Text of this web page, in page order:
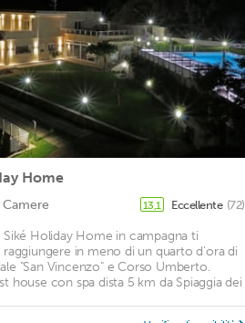
Home
Camere 13,1 Eccellente (72)
Siké Holiday Home in campagna ti
in meno di un quarto d'ora di
"San Vincenzo" e Corso Umberto.
house con spa dista 5 km da Spiaggia dei